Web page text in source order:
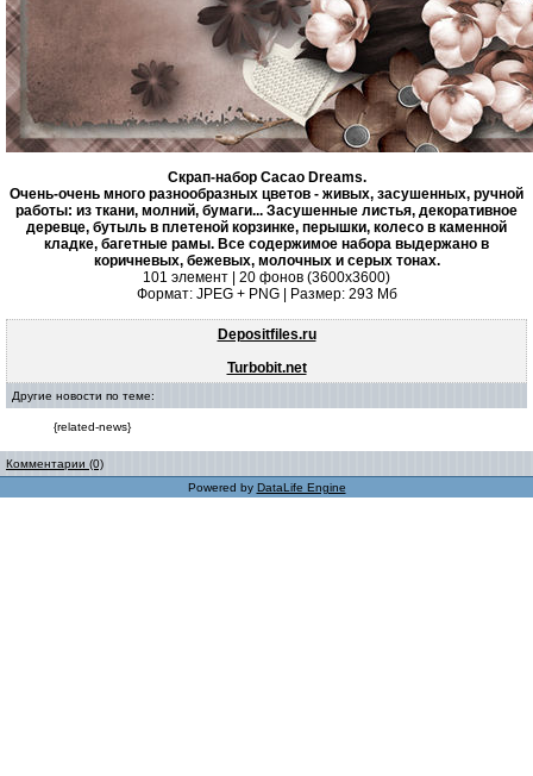
Скрап-набор Cacao Dreams.
Очень-очень много разнообразных цветов - живых, засушенных, ручной
работы: из ткани, молний, бумаги... Засушенные листья, декоративное
деревце, бутыль в плетеной корзинке, перышки, колесо в каменной
кладке, багетные рамы. Все содержимое набора выдержано в
коричневых, бежевых, молочных и серых тонах.
101 элемент | 20 фонов (3600х3600)
Формат: JPEG + PNG | Размер: 293 Mб
Depositfiles.ru
Turbobit.net
Другие новости по теме:
{related-news}
Комментарии (0)
Powered by DataLife Engine